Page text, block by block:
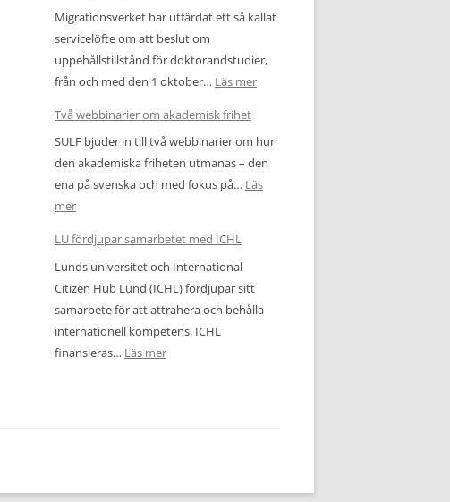
arbetsmiljöutmaningar
postdoktorer
Migrationsverket har utfärdat ett så kallat
servicelöfte om att beslut om
uppehållstillstånd för doktorandstudier,
från och med den 1 oktober… Läs mer:
snabbare
handläggning
Två webbinarier om akademisk frihet
SULF bjuder in till två webbinarier om hur
den akademiska friheten utmanas – den
ena på svenska och med fokus på… Läs
mer:
webbinarier
om
akademisk
frihet
LU fördjupar samarbetet med ICHL
Lunds universitet och International
Citizen Hub Lund (ICHL) fördjupar sitt
samarbete för att attrahera och behålla
internationell kompetens. ICHL
finansieras… Läs mer: